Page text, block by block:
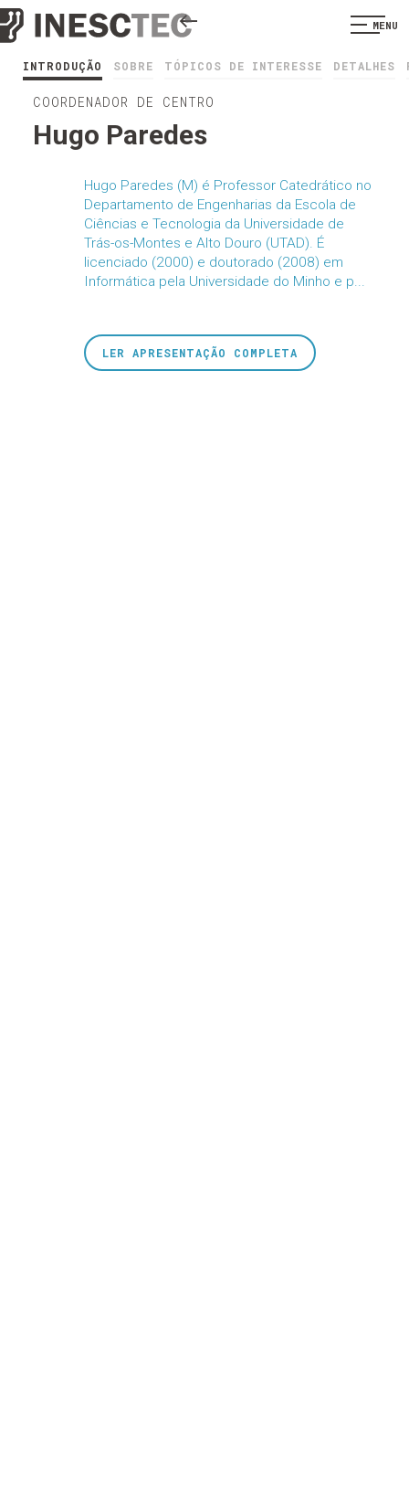
MENU
INTRODUÇÃO SOBRE TÓPICOS DE INTERESSE DETALHES
COORDENADOR DE CENTRO
Hugo Paredes
Hugo Paredes (M) é Professor Catedrático no
Departamento de Engenharias da Escola de
Ciências e Tecnologia da Universidade de
Trás-os-Montes e Alto Douro (UTAD). É
licenciado (2000) e doutorado (2008) em
Informática pela Universidade do Minho e p...
LER APRESENTAÇÃO COMPLETA